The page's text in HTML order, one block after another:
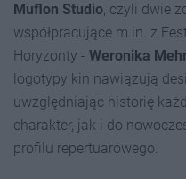
Muflon Studio, czyli dwie
współpracujące m.in. z
Horyzonty - Weronika
logotypy kin nawiązują
uwzględniając historię
charakter, jak i do
profilu repertuarowego.